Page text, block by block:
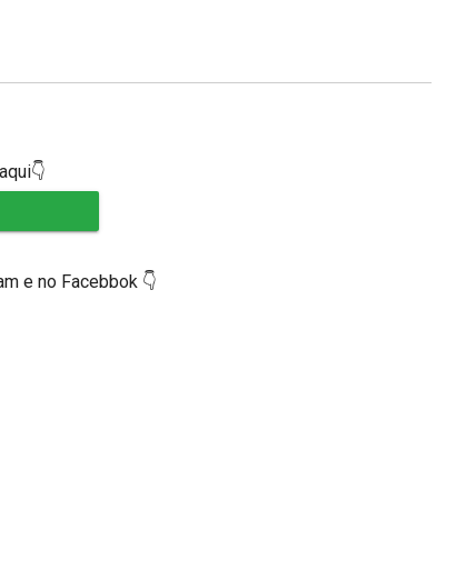
e no Facebbok 👇